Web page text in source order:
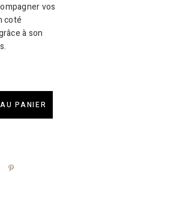
vos
coté
à son
PANIER